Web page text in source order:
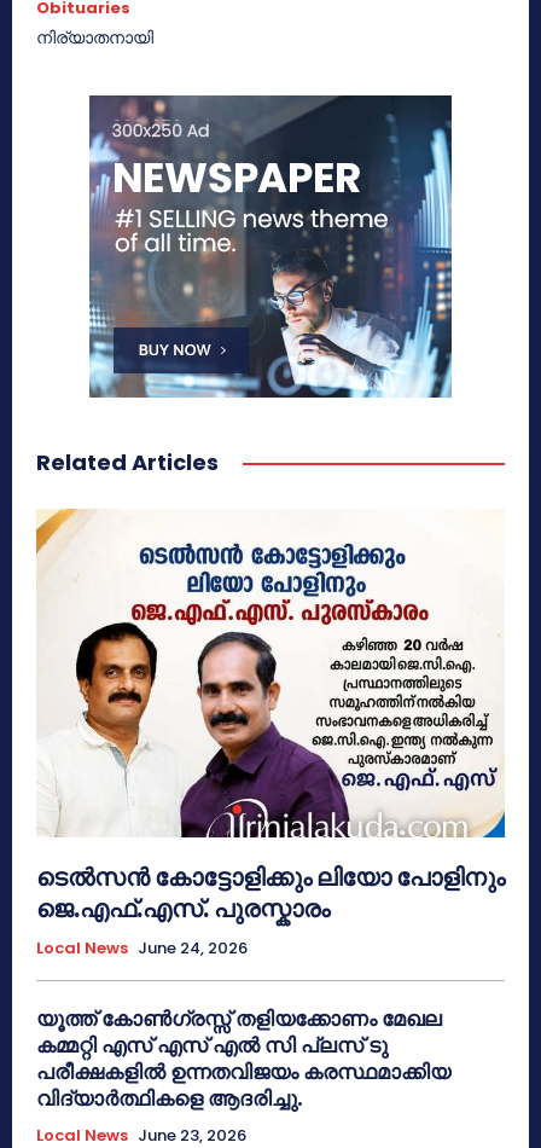
Obituaries
നിര്യാതനായി
Related Articles
ടെൽസൻ കോട്ടോളിക്കും ലിയോ പോളിനും
ജെ.എഫ്.എസ്. പുരസ്കാരം
Local News June 24, 2026
യൂത്ത് കോൺഗ്രസ്സ് തളിയക്കോണം മേഖല
കമ്മറ്റി എസ് എസ് എൽ സി പ്ലസ് ടു
പരീക്ഷകളിൽ ഉന്നതവിജയം കരസ്ഥമാക്കിയ
വിദ്യാർത്ഥികളെ ആദരിച്ചു.
Local News June 23, 2026